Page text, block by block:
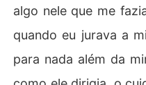
algo nele que me
quando eu jurava a
para nada além da